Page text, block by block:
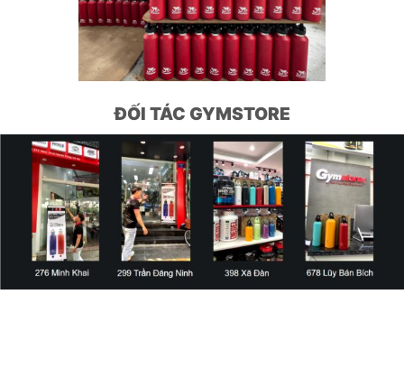
ĐỐI TÁC GYMSTORE